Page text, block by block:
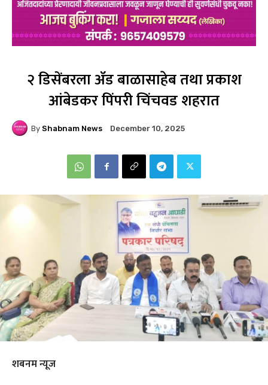
२ डिसेंबरला ॲड बाळासाहेब तथा प्रकाश
आंबेडकर पिंपरी चिंचवड शहरात
By Shabnam News December 10, 2025
शबनम न्यूज